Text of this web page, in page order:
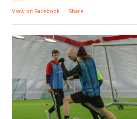
View on Facebook · Share